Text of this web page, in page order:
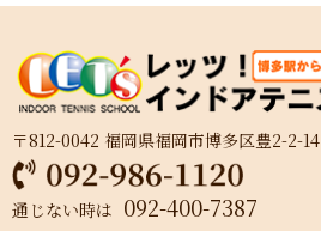
〒812-0042 福岡県福岡市博多区豊2-2-14
通じない時は 092-400-7387